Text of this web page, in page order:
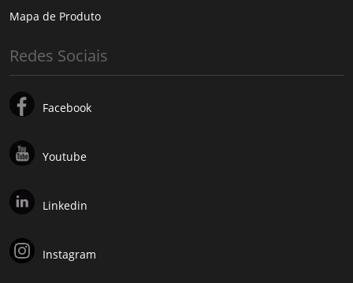
Mapa de Produto
Redes Sociais
Facebook
Youtube
Linkedin
Instagram